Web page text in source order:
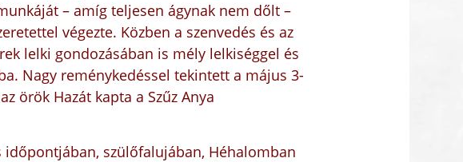
– amíg teljesen ágynak nem dőlt –
végezte. Közben a szenvedés és az
lelki gondozásában is mély lelkiséggel és
Nagy reménykedéssel tekintett a május 3-
örök Hazát kapta a Szűz Anya
szülőfalujában, Héhalomban